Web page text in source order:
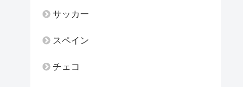
サッカー
スペイン
チェコ